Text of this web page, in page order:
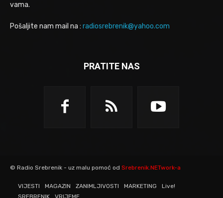
vama.
Pošaljite nam mail na : radiosrebrenik@yahoo.com
PRATITE NAS
© Radio Srebrenik - uz malu pomoć od Srebrenik.NETwork-a
VIJESTI MAGAZIN ZANIMLJIVOSTI MARKETING
Live!